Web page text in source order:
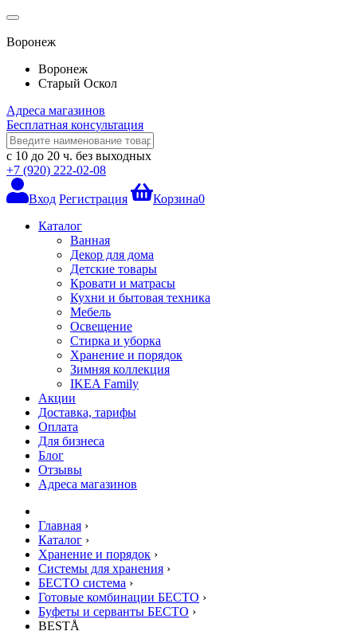
Воронеж
Воронеж
Старый Оскол
Адреса магазинов
Бесплатная консультация
с 10 до 20 ч. без выходных
+7 (920) 222-02-08
Вход Регистрация Корзина0
Каталог
Ванная
Декор для дома
Детские товары
Кровати и матрасы
Кухни и бытовая техника
Мебель
Освещение
Стирка и уборка
Хранение и порядок
Зимняя коллекция
IKEA Family
Акции
Доставка, тарифы
Оплата
Для бизнеса
Блог
Отзывы
Адреса магазинов
Главная ›
Каталог ›
Хранение и порядок ›
Системы для хранения ›
БЕСТО система ›
Готовые комбинации БЕСТО ›
Буфеты и серванты БЕСТО ›
BESTÅ